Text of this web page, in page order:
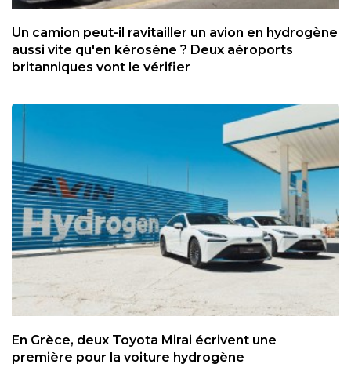
Un camion peut-il ravitailler un avion en hydrogène
aussi vite qu'en kérosène ? Deux aéroports
britanniques vont le vérifier
En Grèce, deux Toyota Mirai écrivent une
première pour la voiture hydrogène